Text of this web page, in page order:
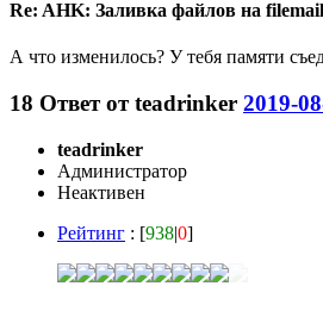
Re: AHK: Заливка файлов на
А что изменилось? У тебя памяти
18 Ответ отteadrinker 2019-
teadrinker
Администратор
Неактивен
Рейтинг : [938|0]